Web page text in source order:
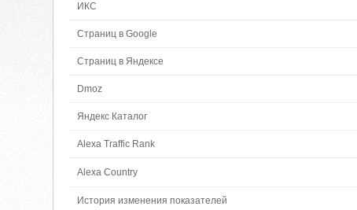
ИКС
Страниц в Google
Страниц в Яндексе
Dmoz
Яндекс Каталог
Alexa Traffic Rank
Alexa Country
История изменения показателей